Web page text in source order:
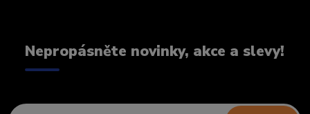
Nepropásněte novinky, akce a slevy!